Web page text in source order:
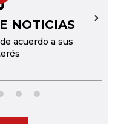
NOTICIAS
acuerdo a sus
→